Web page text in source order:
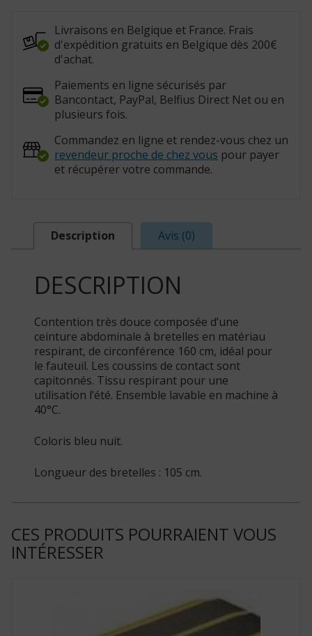
Livraisons en Belgique et France. Frais
d'expédition gratuits en Belgique dès 200€
d'achat.
Paiements en ligne sécurisés par
Bancontact, PayPal, Belfius Direct Net ou en
plusieurs fois.
Commandez en ligne et rendez-vous chez un
revendeur proche de chez vous pour payer
et récupérer votre commande.
Description Avis (0)
DESCRIPTION
Contention très douce composée d’une
ceinture abdominale à bretelles en matériau
respirant, de circonférence 160 cm, idéal pour
le fauteuil. Les coussins de contact sont
capitonnés. Tissu respirant pour une
utilisation l’été. Ensemble lavable en machine à
40°C.
Coloris bleu nuit.
Longueur des bretelles : 105 cm.
CES PRODUITS POURRAIENT VOUS
INTÉRESSER